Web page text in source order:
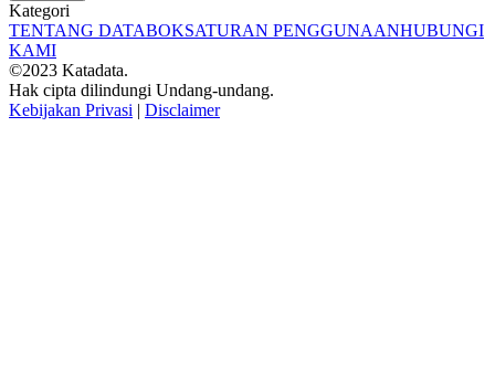
Kategori
TENTANG DATABOKSATURAN PENGGUNAANHUBUNGI
KAMI
©2023 Katadata.
Hak cipta dilindungi Undang-undang.
Kebijakan Privasi | Disclaimer